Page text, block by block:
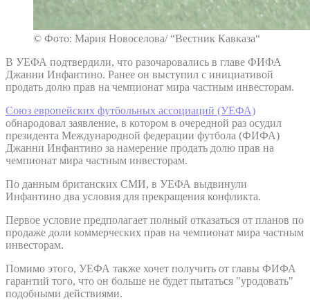
© Фото: Мария Новоселова/ “Вестник Кавказа“
В УЕФА подтвердили, что разочаровались в главе ФИФА
Джанни Инфантино. Ранее он выступил с инициативой
продать долю прав на чемпионат мира частным инвесторам.
Союз европейских футбольных ассоциаций (УЕФА)
обнародовал заявление, в котором в очередной раз осудил
президента Международной федерации футбола (ФИФА)
Джанни Инфантино за намерение продать долю прав на
чемпионат мира частным инвесторам.
По данным британских СМИ, в УЕФА выдвинули
Инфантино два условия для прекращения конфликта.
Первое условие предполагает полный отказаться от планов по
продаже доли коммерческих прав на чемпионат мира частным
инвесторам.
Помимо этого, УЕФА также хочет получить от главы ФИФА
гарантий того, что он больше не будет пытаться "уродовать"
подобными действиями.